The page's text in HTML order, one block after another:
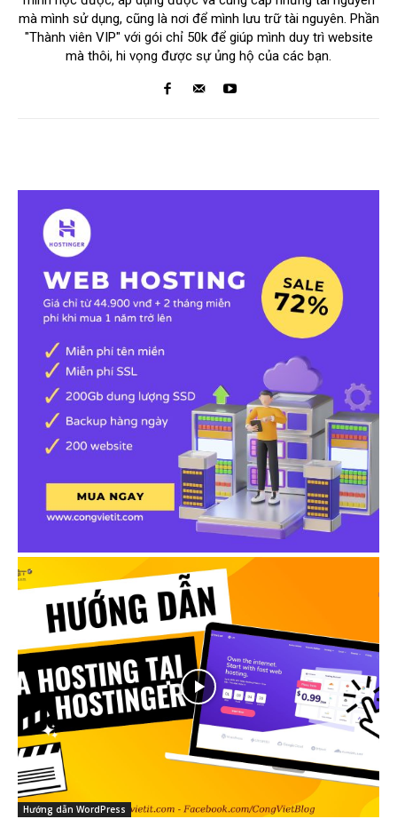
mà mình sử dụng, cũng là nơi để mình lưu trữ tài nguyên. Phần
"Thành viên VIP" với gói chỉ 50k để giúp mình duy trì website
mà thôi, hi vọng được sự ủng hộ của các bạn.
Hướng dẫn WordPress